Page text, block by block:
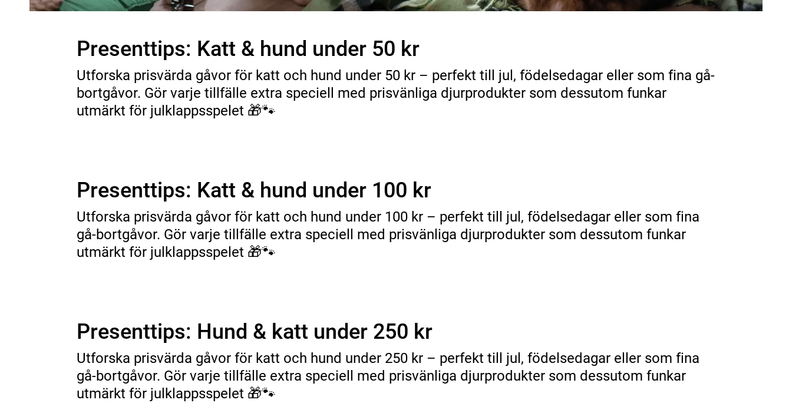
Presenttips: Katt & hund under 50 kr
Utforska prisvärda gåvor för katt och hund under 50 kr – perfekt till jul, födelsedagar eller som fina gå-
bortgåvor. Gör varje tillfälle extra speciell med prisvänliga djurprodukter som dessutom funkar
utmärkt för julklappsspelet 🎁🐾
Presenttips: Katt & hund under 100 kr
Utforska prisvärda gåvor för katt och hund under 100 kr – perfekt till jul, födelsedagar eller som fina
gå-bortgåvor. Gör varje tillfälle extra speciell med prisvänliga djurprodukter som dessutom funkar
utmärkt för julklappsspelet 🎁🐾
Presenttips: Hund & katt under 250 kr
Utforska prisvärda gåvor för katt och hund under 250 kr – perfekt till jul, födelsedagar eller som fina
gå-bortgåvor. Gör varje tillfälle extra speciell med prisvänliga djurprodukter som dessutom funkar
utmärkt för julklappsspelet 🎁🐾